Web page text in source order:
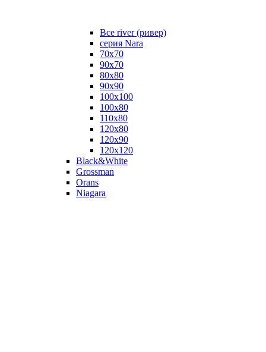
Все river (ривер)
серия Nara
70х70
90х70
80x80
90x90
100x100
100х80
110х80
120x80
120х90
120х120
Black&White
Grossman
Orans
Niagara